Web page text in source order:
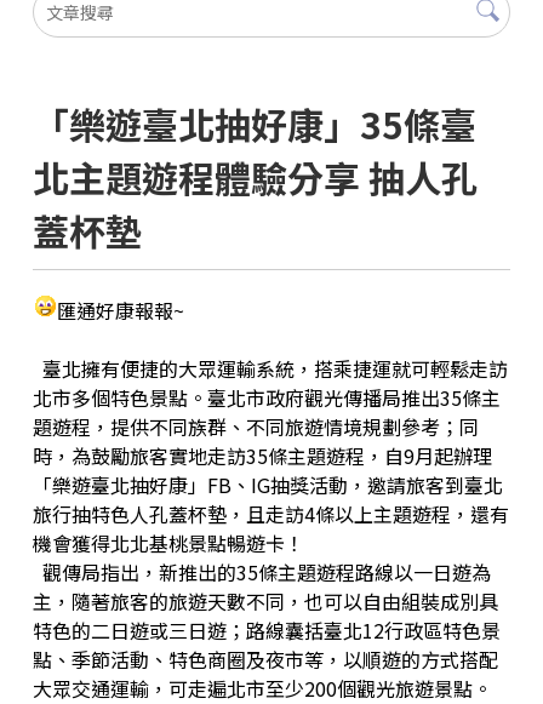
「樂遊臺北抽好康」35條臺
北主題遊程體驗分享 抽人孔
蓋杯墊
匯通好康報報~
臺北擁有便捷的大眾運輸系統，搭乘捷運就可輕鬆走訪
北市多個特色景點。臺北市政府觀光傳播局推出35條主
題遊程，提供不同族群、不同旅遊情境規劃參考；同
時，為鼓勵旅客實地走訪35條主題遊程，自9月起辦理
「樂遊臺北抽好康」FB、IG抽獎活動，邀請旅客到臺北
旅行抽特色人孔蓋杯墊，且走訪4條以上主題遊程，還有
機會獲得北北基桃景點暢遊卡！
觀傳局指出，新推出的35條主題遊程路線以一日遊為
主，隨著旅客的旅遊天數不同，也可以自由組裝成別具
特色的二日遊或三日遊；路線囊括臺北12行政區特色景
點、季節活動、特色商圈及夜市等，以順遊的方式搭配
大眾交通運輸，可走遍北市至少200個觀光旅遊景點。